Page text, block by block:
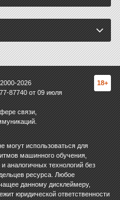
2026
87740 от 09 июля
связи,
18+
могут использоваться для
машинного обучения,
аналогичных технологий без
ресурса. Любое
данному дисклеймеру,
юридической ответственности